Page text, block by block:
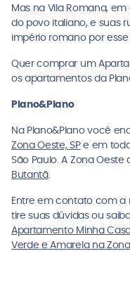
Mas na Vila Romana,
do povo italiano, e suas
império romano por
Quer comprar um
os apartamentos da
Plano&Plano
Na Plano&Plano você
Zona Oeste, SPe em
São Paulo. A Zona
Butantã.
Entre em contato com a
tire suas dúvidas ou
Apartamento Minha
Verde e Amarela na